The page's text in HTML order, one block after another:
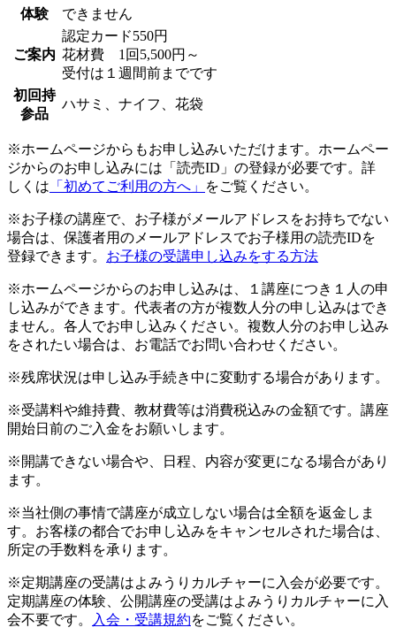
体験
できません
ご案内
認定カード550円
花材費 1回5,500円～
受付は１週間前までです
初回持
参品
ハサミ、ナイフ、花袋
※ホームページからもお申し込みいただけます。ホームペー
ジからのお申し込みには「読売ID」の登録が必要です。詳
しくは 「初めてご利用の方へ」 をご覧ください。
※お子様の講座で、お子様がメールアドレスをお持ちでない
場合は、保護者用のメールアドレスでお子様用の読売IDを
登録できます。 お子様の受講申し込みをする方法
※ホームページからのお申し込みは、１講座につき１人の申
し込みができます。代表者の方が複数人分の申し込みはでき
ません。各人でお申し込みください。複数人分のお申し込み
をされたい場合は、お電話でお問い合わせください。
※残席状況は申し込み手続き中に変動する場合があります。
※受講料や維持費、教材費等は消費税込みの金額です。講座
開始日前のご入金をお願いします。
※開講できない場合や、日程、内容が変更になる場合があり
ます。
※当社側の事情で講座が成立しない場合は全額を返金しま
す。お客様の都合でお申し込みをキャンセルされた場合は、
所定の手数料を承ります。
※定期講座の受講はよみうりカルチャーに入会が必要です。
定期講座の体験、公開講座の受講はよみうりカルチャーに入
会不要です。
入会・受講規約をご覧ください。